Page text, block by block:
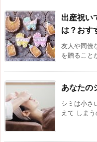
出産祝い
は？おす
友人や同僚
を贈ること
あなたの
シミは小さ
えて しま